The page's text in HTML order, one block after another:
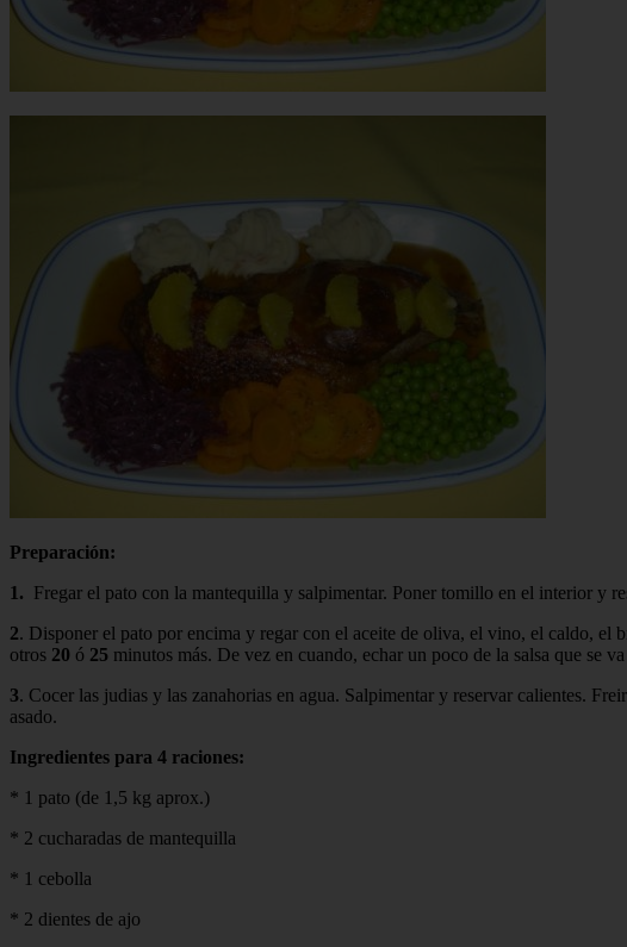
Preparación:
1. Fregar el pato con la mantequilla y salpimentar. Poner tomillo en el interior y
2. Disponer el pato por encima y regar con el aceite de oliva, el vino, el caldo, el
otros 20 ó 25 minutos más. De vez en cuando, echar un poco de la salsa que se
3. Cocer las judias y las zanahorias en agua. Salpimentar y reservar calientes.
asado.
Ingredientes para 4 raciones:
* 1 pato (de 1,5 kg aprox.)
* 2 cucharadas de mantequilla
* 1 cebolla
* 2 dientes de ajo